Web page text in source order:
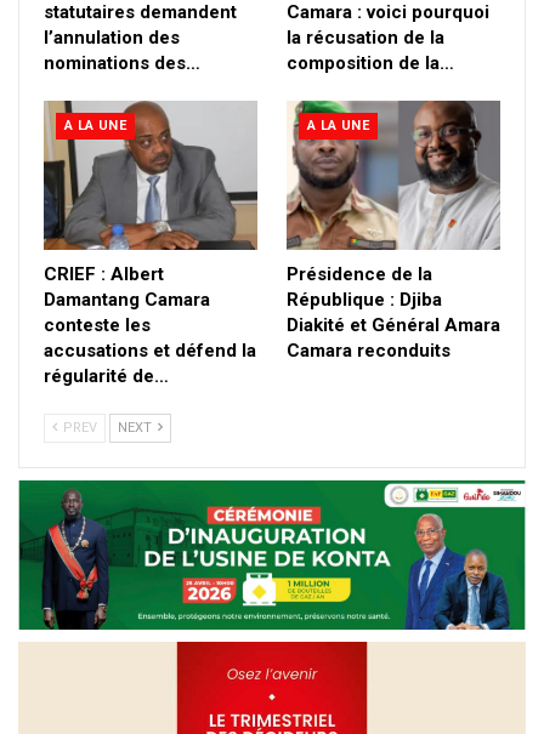
statutaires demandent
l’annulation des
nominations des…
Camara : voici pourquoi
la récusation de la
composition de la…
A LA UNE
CRIEF : Albert
Damantang Camara
conteste les
accusations et défend la
régularité de…
A LA UNE
Présidence de la
République : Djiba
Diakité et Général Amara
Camara reconduits
PREV NEXT